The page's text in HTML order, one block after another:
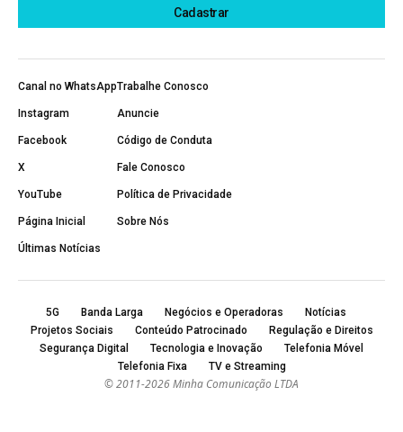
Canal no WhatsApp
Instagram
Facebook
X
YouTube
Página Inicial
Últimas Notícias
Trabalhe Conosco
Anuncie
Código de Conduta
Fale Conosco
Política de Privacidade
Sobre Nós
5G Banda Larga Negócios e Operadoras
Notícias
Projetos Sociais
Conteúdo Patrocinado
Regulação e Direitos
Segurança Digital
Tecnologia e Inovação
Telefonia Móvel
Telefonia Fixa
TV e Streaming
© 2011-2026 Minha Comunicação LTDA